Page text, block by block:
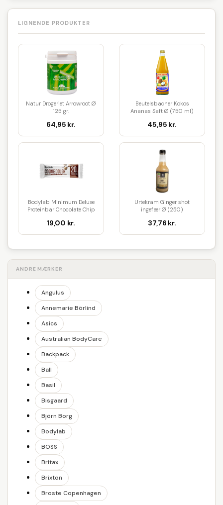
LIGNENDE PRODUKTER
Natur Drogeriet Arrowroot Ø
125 gr.
64,95 kr.
Beutelsbacher Kokos
Ananas Saft Ø (750 ml)
45,95 kr.
Bodylab Minimum Deluxe
Proteinbar Chocolate Chip
19,00 kr.
Urtekram Ginger shot
ingefær Ø (250)
37,76 kr.
ANDRE MÆRKER
Angulus
Annemarie Börlind
Asics
Australian BodyCare
Backpack
Ball
Basil
Bisgaard
Björn Borg
Bodylab
BOSS
Britax
Brixton
Broste Copenhagen